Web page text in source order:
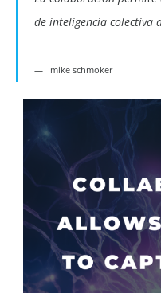
de inteligencia colectiva
mike schmoker